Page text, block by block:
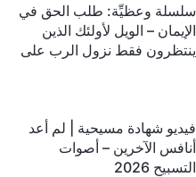
سلسلة وعظيِّة: طلب الحق في
الإيمان – الويل لأولئك الذين
ينتظرون فقط نزول الرب على
فيديو شهادة مسيحية | لم أعد
أنافس الآخرين – أصوات
التسبيح 2026